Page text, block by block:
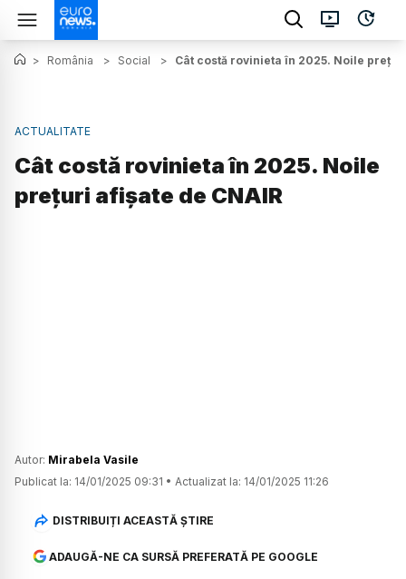
> România > Social > Cât costă rovinieta în 2025. Noile
ACTUALITATE
Cât costă rovinieta în 2025. Noile
prețuri afișate de CNAIR
Autor: Mirabela Vasile
Publicat la: 14/01/2025 09:31 • Actualizat la: 14/01/2025 11:26
DISTRIBUIȚI ACEASTĂ ȘTIRE
ADAUGĂ-NE CA SURSĂ PREFERATĂ PE GOOGLE